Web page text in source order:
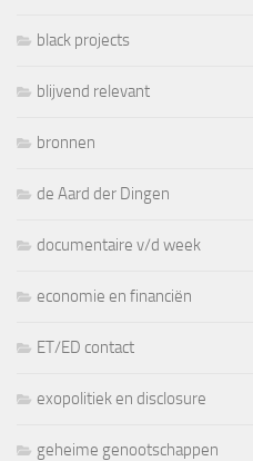
black projects
blijvend relevant
bronnen
de Aard der Dingen
documentaire v/d week
economie en financiën
ET/ED contact
exopolitiek en disclosure
geheime genootschappen